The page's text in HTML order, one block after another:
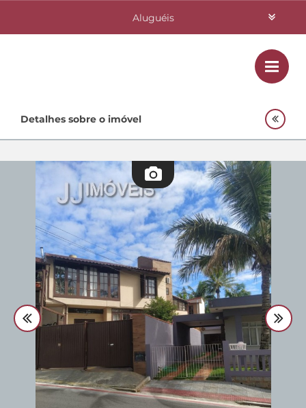
Aluguéis
Investimentos
Quem Somos
Contato
Fale Conosco 48 3364-0079
Plantão 48 99842-0500
Divulgue seu imóvel
Detalhes sobre o imóvel